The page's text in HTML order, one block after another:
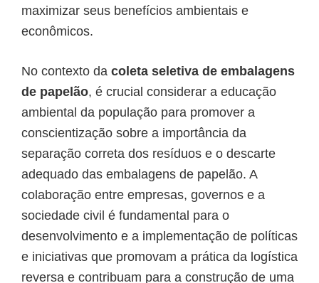
maximizar seus benefícios ambientais e
econômicos.
No contexto da coleta seletiva de embalagens
de papelão, é crucial considerar a educação
ambiental da população para promover a
conscientização sobre a importância da
separação correta dos resíduos e o descarte
adequado das embalagens de papelão. A
colaboração entre empresas, governos e a
sociedade civil é fundamental para o
desenvolvimento e a implementação de políticas
e iniciativas que promovam a prática da logística
reversa e contribuam para a construção de uma